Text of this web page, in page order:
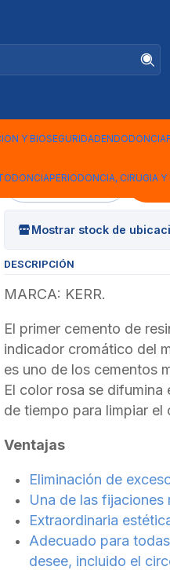
Y BIOSEGURIDADENDODONCIA
PERIODONCIA, CIRUGIA Y
CHROMA
Mostrar stock de
DESCRIPCIÓN
MARCA: KERR.
El primer cemento de
indicador cromático del
es uno de los cementos
El color rosa se
de tiempo para limpiar el
Ventajas
Eliminación de
Una de las fijaciones
Extraordinaria
Adecuado para
desee, incluido el